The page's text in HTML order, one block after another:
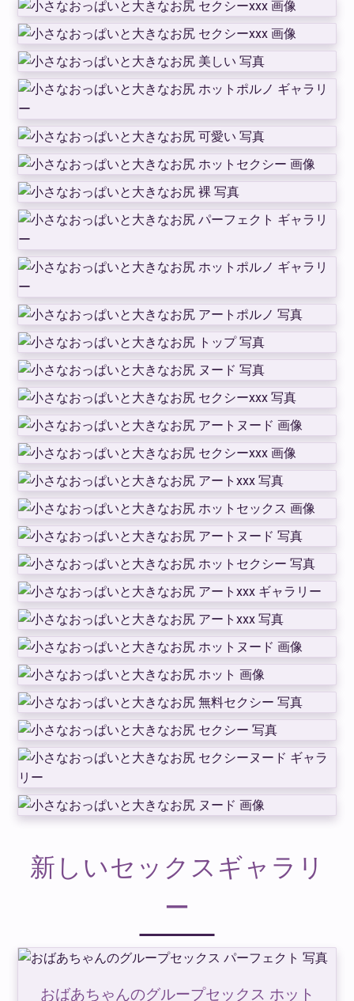
新しいセックスギャラリ
ー
おばあちゃんのグループセックス ホット